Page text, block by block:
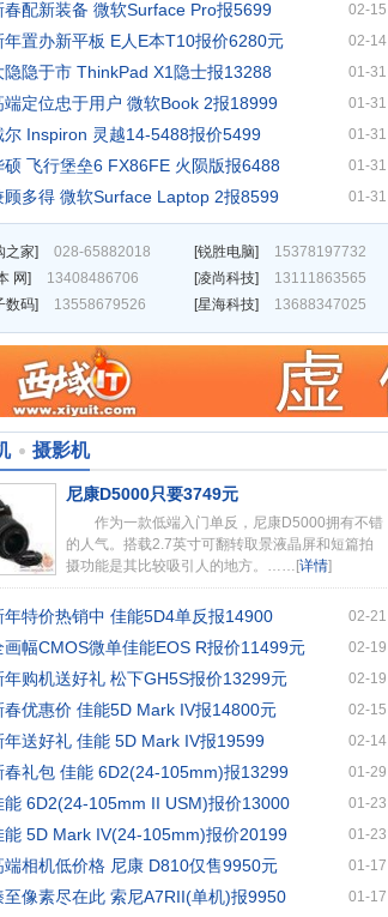
春配新装备 微软Surface Pro报5699 02-15
年置办新平板 E人E本T10报价6280元 02-14
隐隐于市 ThinkPad X1隐士报13288 01-31
端定位忠于用户 微软Book 2报18999 01-31
尔 Inspiron 灵越14-5488报价5499 01-31
硕 飞行堡垒6 FX86FE 火陨版报6488 01-31
顾多得 微软Surface Laptop 2报8599 01-31
之家] 028-65882018 [锐胜电脑]
15378197732
网] 13408486706 [凌尚科技]
13111863565
数码] 13558679526 [星海科技] 13688347025
摄影机
尼康D5000只要3749元
作为一款低端入门单反，尼康D5000拥有不错
的人气。搭载2.7英寸可翻转取景液晶屏和短篇拍
摄功能是其比较吸引人的地方。……[详情]
年特价热销中 佳能5D4单反报14900 02-21
画幅CMOS微单佳能EOS R报价11499元 02-19
年购机送好礼 松下GH5S报价13299元 02-19
春优惠价 佳能5D Mark IV报14800元 02-15
年送好礼 佳能 5D Mark IV报19599 02-14
春礼包 佳能 6D2(24-105mm)报13299 01-29
能 6D2(24-105mm II USM)报价13000 01-23
能 5D Mark IV(24-105mm)报价20199 01-23
端相机低价格 尼康 D810仅售9950元 01-17
至像素尽在此 索尼A7RII(单机)报9950 01-17